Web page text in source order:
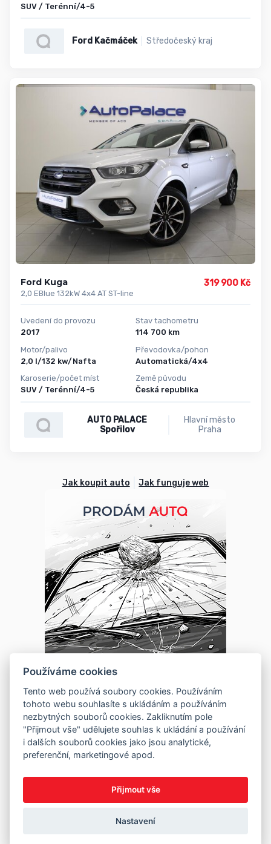
SUV / Terénní/4-5
Ford Kačmáček Středočeský kraj
Ford Kuga
2,0 EBlue 132kW 4x4 AT ST-line
319 900 Kč
Uvedení do provozu
2017
Motor/palivo
2,0 l/132 kw/Nafta
Karoserie/počet míst
SUV / Terénní/4-5
Stav tachometru
114 700 km
Převodovka/pohon
Automatická/4x4
Země původu
Česká republika
AUTO PALACE
Spořilov
Hlavní město
Praha
Jak koupit auto Jak funguje web
Používáme cookies
Tento web používá soubory cookies. Používáním
tohoto webu souhlasíte s ukládáním a používáním
nezbytných souborů cookies. Zakliknutím pole
"Přijmout vše" udělujete souhlas k ukládání a používání
i dalších souborů cookies jako jsou analytické,
preferenční, marketingové apod.
Přijmout vše
Nastavení